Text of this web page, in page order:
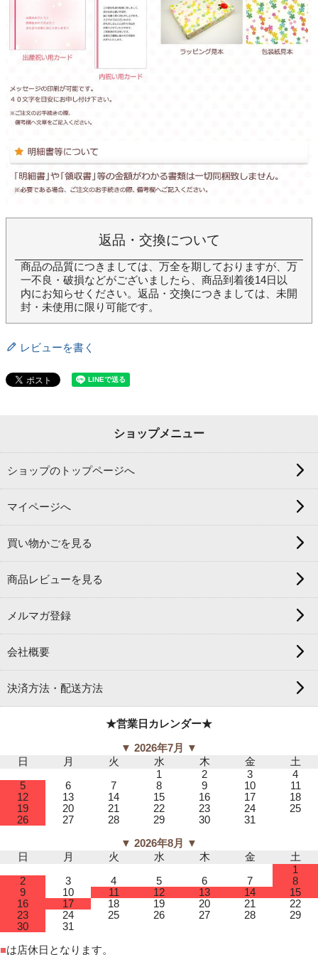
返品・交換について
商品の品質につきましては、万全を期しておりますが、万
一不良・破損などがございましたら、商品到着後14日以
内にお知らせください。返品・交換につきましては、未開
封・未使用に限り可能です。
レビューを書く
ショップメニュー
ショップのトップページへ
マイページへ
買い物かごを見る
商品レビューを見る
メルマガ登録
会社概要
決済方法・配送方法
★営業日カレンダー★
▼ 2026年7月 ▼
日
月 火 水 木 金
土
1
2 3
4
5
6 7 8 9 10
11
12
13 14 15 16 17
18
19
20 21 22 23 24
25
26
27 28 29 30 31
▼ 2026年8月 ▼
日
月 火 水 木 金
土
1
2
3 4 5 6 7
8
9
10 11 12 13 14
15
16
17 18 19 20 21
22
23
24 25 26 27 28
29
30
31
■は店休日となります。